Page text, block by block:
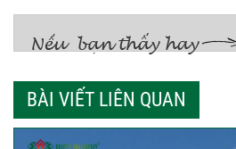
BÀI VIẾT LIÊN QUAN